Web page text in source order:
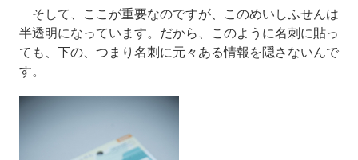
そして、ここが重要なのですが、このめいしふせんは
半透明になっています。だから、このように名刺に貼っ
ても、下の、つまり名刺に元々ある情報を隠さないんで
す。